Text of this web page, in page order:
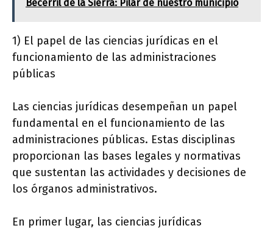
Becerril de la Sierra: Pilar de nuestro municipio
1) El papel de las ciencias jurídicas en el
funcionamiento de las administraciones
públicas
Las ciencias jurídicas desempeñan un papel
fundamental en el funcionamiento de las
administraciones públicas. Estas disciplinas
proporcionan las bases legales y normativas
que sustentan las actividades y decisiones de
los órganos administrativos.
En primer lugar, las ciencias jurídicas